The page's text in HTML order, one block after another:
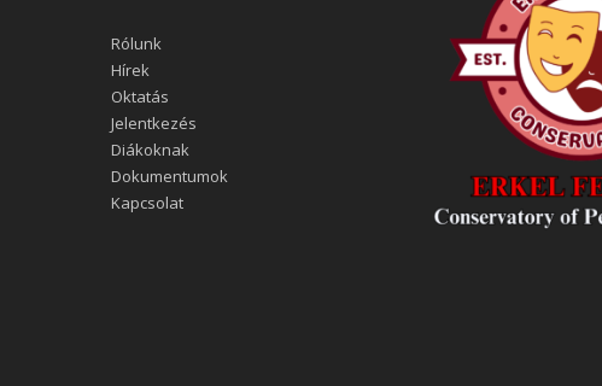
Rólunk
Hírek
Oktatás
Jelentkezés
Diákoknak
Dokumentumok
Kapcsolat